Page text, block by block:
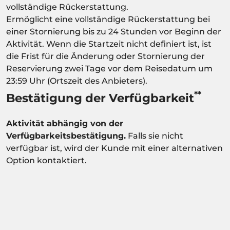
vollständige Rückerstattung.
Ermöglicht eine vollständige Rückerstattung bei
einer Stornierung bis zu 24 Stunden vor Beginn der
Aktivität. Wenn die Startzeit nicht definiert ist, ist
die Frist für die Änderung oder Stornierung der
Reservierung zwei Tage vor dem Reisedatum um
23:59 Uhr (Ortszeit des Anbieters).
Bestätigung der Verfügbarkeit**
Aktivität abhängig von der
Verfügbarkeitsbestätigung. Falls sie nicht
verfügbar ist, wird der Kunde mit einer alternativen
Option kontaktiert.